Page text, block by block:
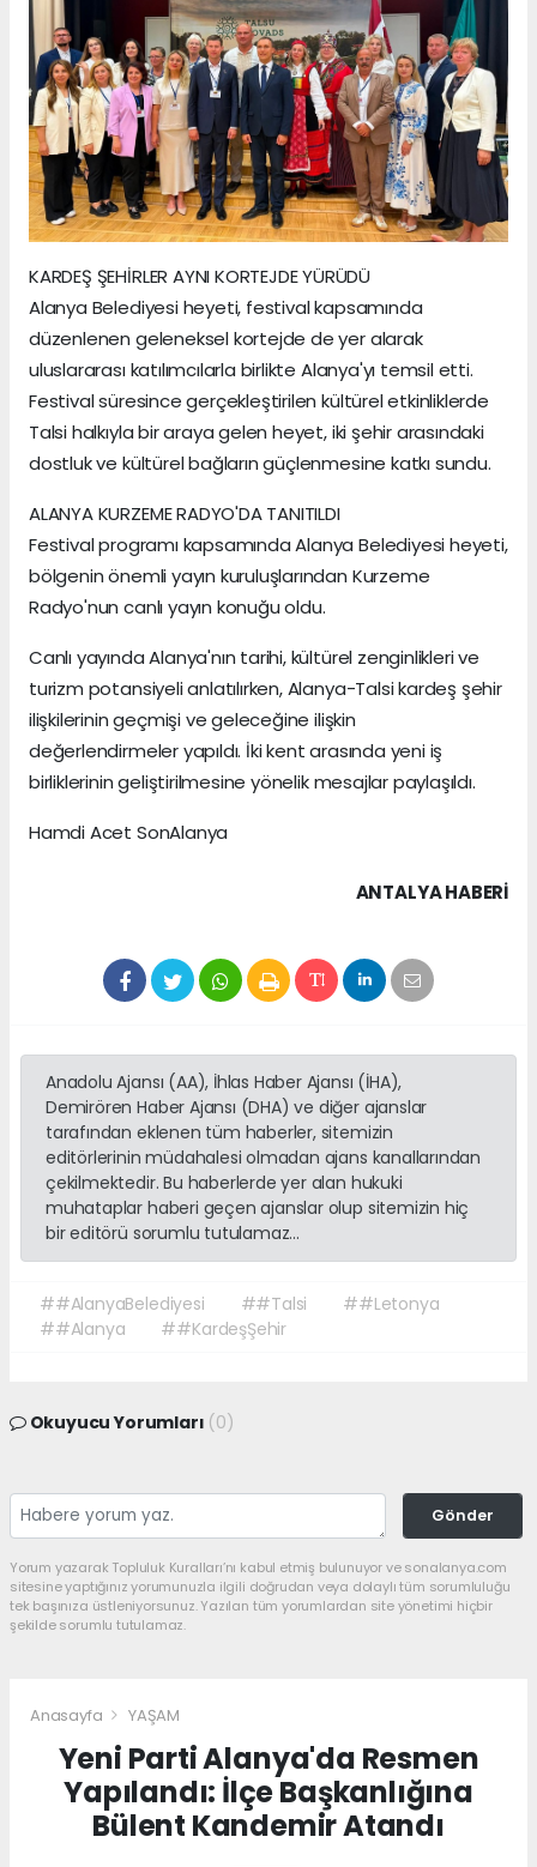
KARDEŞ ŞEHİRLER AYNI KORTEJDE YÜRÜDÜ
Alanya Belediyesi heyeti, festival kapsamında
düzenlenen geleneksel kortejde de yer alarak
uluslararası katılımcılarla birlikte Alanya'yı temsil etti.
Festival süresince gerçekleştirilen kültürel etkinliklerde
Talsi halkıyla bir araya gelen heyet, iki şehir arasındaki
dostluk ve kültürel bağların güçlenmesine katkı sundu.
ALANYA KURZEME RADYO'DA TANITILDI
Festival programı kapsamında Alanya Belediyesi heyeti,
bölgenin önemli yayın kuruluşlarından Kurzeme
Radyo'nun canlı yayın konuğu oldu.
Canlı yayında Alanya'nın tarihi, kültürel zenginlikleri ve
turizm potansiyeli anlatılırken, Alanya-Talsi kardeş şehir
ilişkilerinin geçmişi ve geleceğine ilişkin
değerlendirmeler yapıldı. İki kent arasında yeni iş
birliklerinin geliştirilmesine yönelik mesajlar paylaşıldı.
Hamdi Acet SonAlanya
ANTALYA HABERİ
Anadolu Ajansı (AA), İhlas Haber Ajansı (İHA),
Demirören Haber Ajansı (DHA) ve diğer ajanslar
tarafından eklenen tüm haberler, sitemizin
editörlerinin müdahalesi olmadan ajans kanallarından
çekilmektedir. Bu haberlerde yer alan hukuki
muhataplar haberi geçen ajanslar olup sitemizin hiç
bir editörü sorumlu tutulamaz...
##AlanyaBelediyesi ##Talsi
##Letonya
##Alanya
##KardeşŞehir
Okuyucu Yorumları (0)
Gönder
Yorum yazarak Topluluk Kuralları’nı kabul etmiş bulunuyor ve sonalanya.com
sitesine yaptığınız yorumunuzla ilgili doğrudan veya dolaylı tüm sorumluluğu
tek başınıza üstleniyorsunuz. Yazılan tüm yorumlardan site yönetimi hiçbir
şekilde sorumlu tutulamaz.
Anasayfa YAŞAM
Yeni Parti Alanya'da Resmen
Yapılandı: İlçe Başkanlığına
Bülent Kandemir Atandı